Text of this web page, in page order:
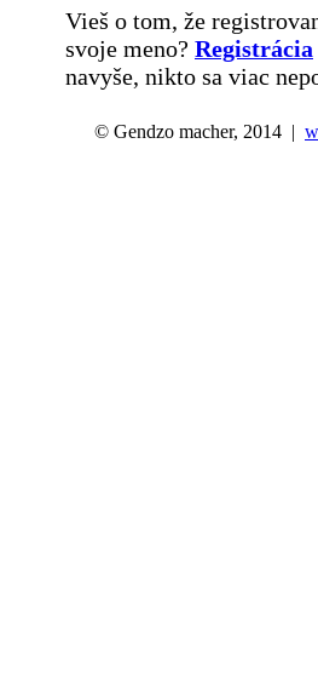
Vieš o tom, že
svoje meno? Registrácia
navyše, nikto sa viac
© Gendzo macher, 2014 |